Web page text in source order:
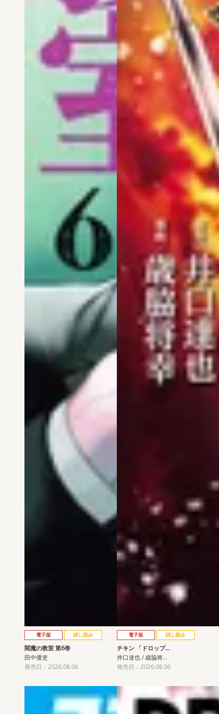
電子版 試し読み
閻魔の教室 第6巻
田中優吏
発売日：2026.08.06
電子版 試し読み
チキン 「ドロップ…
井口達也 / 歳脇将…
発売日：2026.08.06